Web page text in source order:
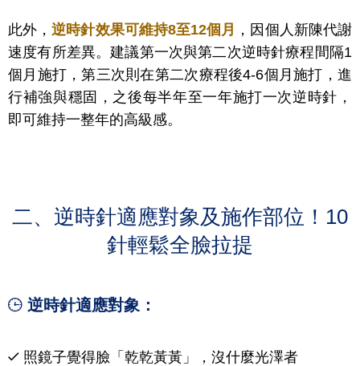
此外，逆時針效果可維持8至12個月
，因個人新陳代謝
速度有所差異。建議第一次與第二次逆時針療程間隔1
個月施打，第三次則在第二次療程後4-6個月施打，進
行補強與穩固，之後每半年至一年施打一次逆時針，
即可維持一整年的高級感。
二、逆時針適應對象及施作部位！10
針輕鬆全臉拉提
逆時針適應對象：
照鏡子覺得臉「乾乾黃黃」，沒什麼光澤者